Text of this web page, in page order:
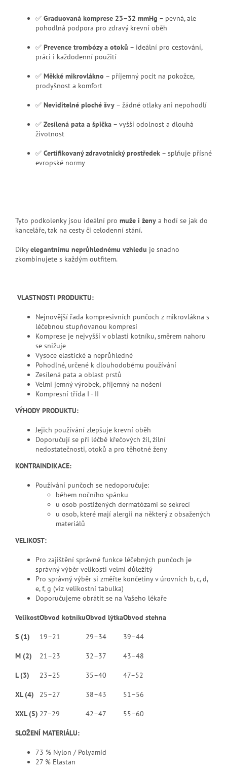
✅ Graduovaná komprese 23–32 mmHg – pevná, ale
pohodlná podpora pro zdravý krevní oběh
✅ Prevence trombózy a otoků – ideální pro cestování,
práci i každodenní použití
✅ Měkké mikrovlákno – příjemný pocit na pokožce,
prodyšnost a komfort
✅ Neviditelné ploché švy – žádné otlaky ani nepohodlí
✅ Zesílená pata a špička – vyšší odolnost a dlouhá
životnost
✅ Certifikovaný zdravotnický prostředek – splňuje přísné
evropské normy
Tyto podkolenky jsou ideální pro muže i ženy a hodí se jak do
kanceláře, tak na cesty či celodenní stání.
Díkyelegantnímu neprůhlednému vzhledu je snadno
zkombinujete s každým outfitem.
VLASTNOSTI PRODUKTU:
Nejnovější řada kompresivních punčoch z mikrovlákna s
léčebnou stupňovanou kompresí
Komprese je nejvyšší v oblasti kotníku, směrem nahoru
se snižuje
Vysoce elastické a neprůhledné
Pohodlné, určené k dlouhodobému používání
Zesílená pata a oblast prstů
Velmi jemný výrobek, příjemný na nošení
Kompresní třída I - II
VÝHODY PRODUKTU:
Jejich používání zlepšuje krevní oběh
Doporučují se při léčbě křečových žil, žilní
nedostatečnosti, otoků a pro těhotné ženy
KONTRAINDIKACE:
Používání punčoch se nedoporučuje:
během nočního spánku
u osob postižených dermatózami se sekrecí
u osob, které mají alergii na některý z obsažených
materiálů
VELIKOST:
Pro zajištění správné funkce léčebných punčoch je
správný výběr velikosti velmi důležitý
Pro správný výběr si změřte končetiny v úrovních b, c, d,
e, f, g (viz velikostní tabulka)
Doporučujeme obrátit se na Vašeho lékaře
VelikostObvod kotníkuObvod lýtkaObvod stehna
S (1) 19–21 29–34 39–44
M (2) 21–23 32–37 43–48
L (3) 23–25 35–40 47–52
XL (4) 25–27 38–43 51–56
XXL (5) 27–29 42–47 55–60
SLOŽENÍ MATERIÁLU:
73 % Nylon / Polyamid
27 % Elastan